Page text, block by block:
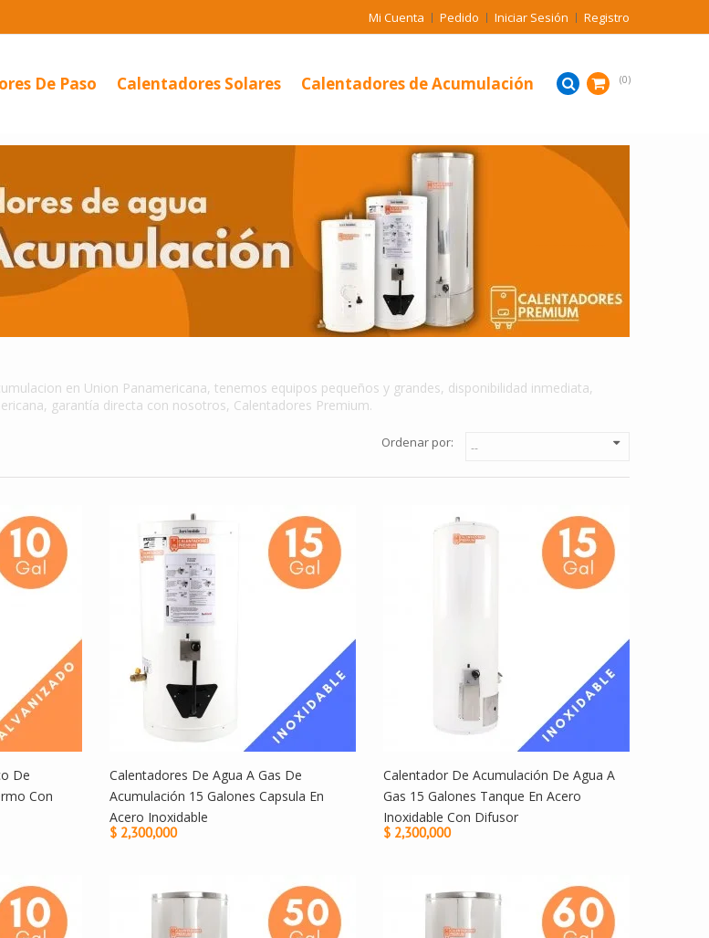
Mi Cuenta Pedido Iniciar Sesión Registro
De Paso Calentadores Solares Calentadores de Acumulación 0
Agua...
Calentador De
en Union Panamericana, tenemos equipos pequeños y grandes, disponibilidad inmediata,
garantía directa con nosotros, Calentadores Premium.
Ordenar por:
De
Con
Calentadores De Agua A Gas De
Acumulación 15 Galones Capsula En
Acero Inoxidable
$ 2,300,000
Calentador De Acumulación De Agua A
Gas 15 Galones Tanque En Acero
Inoxidable Con Difusor
$ 2,300,000